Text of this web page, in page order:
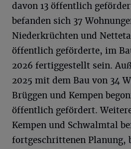
davon 13 öffentlich
befanden sich 37
Niederkrüchten und
öffentlich geförderte, im
2026 fertiggestellt sein.
2025 mit dem Bau von 34
Brüggen und Kempen
öffentlich gefördert.
Kempen und Schwalmtal
fortgeschrittenen Planung,